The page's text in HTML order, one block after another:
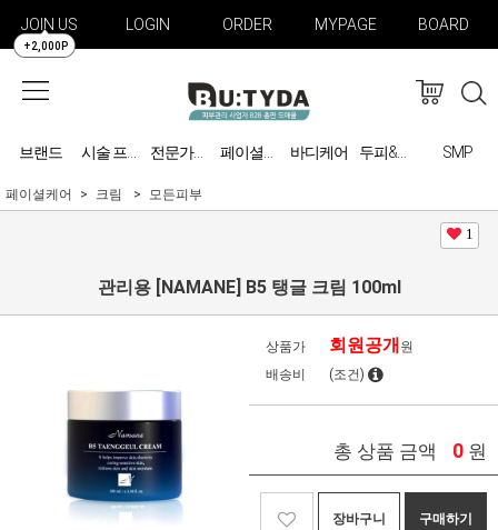
JOIN US
+2,000P
LOGIN ORDER MYPAGE BOARD
브랜드 시술 프로그램 전문가용 미용기기 페이셜케어 바디케어 두피&탈모 관리 SMP
페이셜케어 크림 모든피부
1
관리용 [NAMANE] B5 탱글 크림 100ml
상품가 회원공개원
배송비
(조건)
총 상품 금액 0 원
장바구니 구매하기